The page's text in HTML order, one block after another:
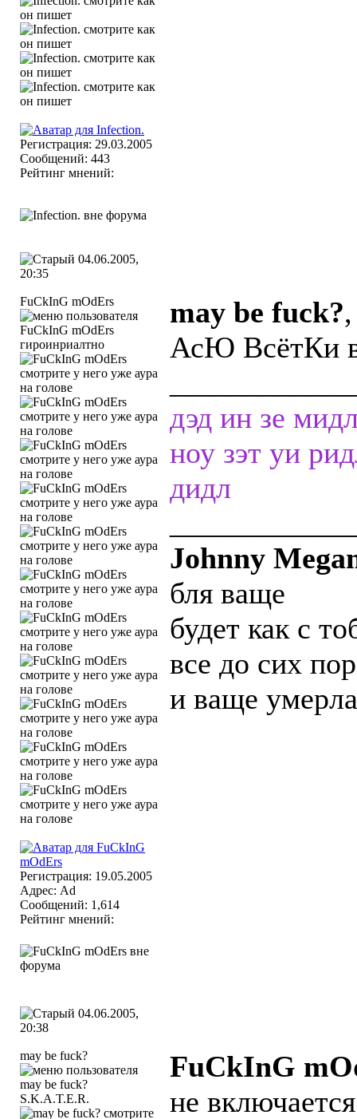
Регистрация: 29.03.2005
Сообщений: 443
Рейтинг мнений:
04.06.2005,
20:35
FuCkInG mOdErs
гироинриалтно
Регистрация: 19.05.2005
Адрес: Ad
Сообщений: 1,614
Рейтинг мнений:
may be fuck?
АсЮ ВсётКи
дэд ин зе
ноу зэт уи
дидл
Johnny
бля ваще
будет как с
все до сих
и ваще
04.06.2005,
20:38
may be fuck?
S.K.A.T.E.R.
FuCkInG
не